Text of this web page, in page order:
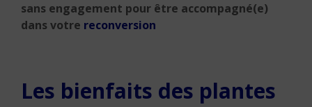
sans engagement pour être accompagné(e)
dans votre reconversion
Les bienfaits des plantes